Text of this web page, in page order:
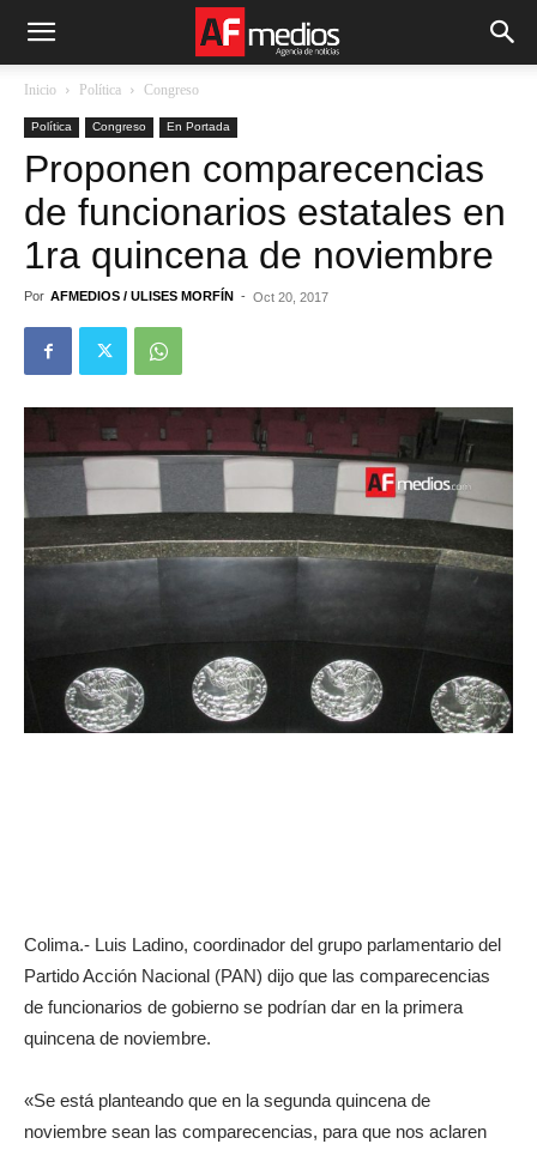
Inicio Política Congreso
Política Congreso En Portada
Proponen comparecencias
de funcionarios estatales en
1ra quincena de noviembre
Por AFMEDIOS / ULISES MORFÍN - Oct 20, 2017
Colima.- Luis Ladino, coordinador del grupo parlamentario del
Partido Acción Nacional (PAN) dijo que las comparecencias
de funcionarios de gobierno se podrían dar en la primera
quincena de noviembre.
«Se está planteando que en la segunda quincena de
noviembre sean las comparecencias, para que nos aclaren